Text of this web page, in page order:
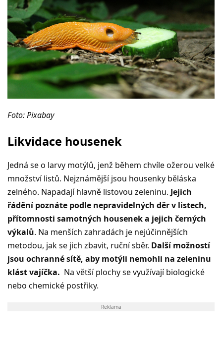
Foto: Pixabay
Likvidace housenek
Jedná se o larvy motýlů, jenž během chvíle ožerou velké
množství listů. Nejznámější jsou housenky běláska
zelného. Napadají hlavně listovou zeleninu. Jejich
řádění poznáte podle nepravidelných děr v listech,
přítomnosti samotných housenek a jejich černých
výkalů. Na menších zahradách je nejúčinnějších
metodou, jak se jich zbavit, ruční sběr. Další možností
jsou ochranné sítě, aby motýli nemohli na zeleninu
klást vajíčka. Na větší plochy se využívají biologické
nebo chemické postřiky.
Reklama